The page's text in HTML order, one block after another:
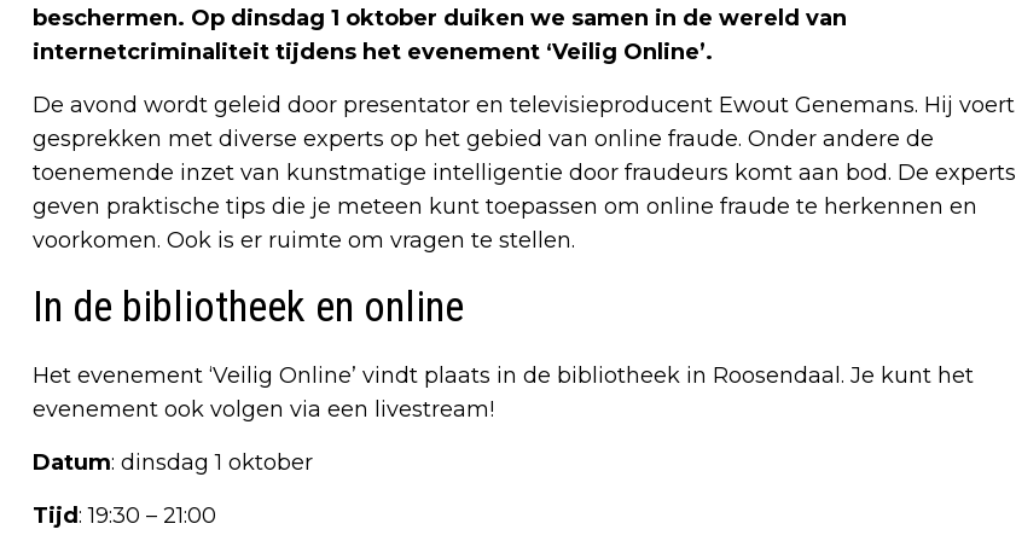
beschermen. Op dinsdag 1 oktober duiken we samen in de wereld van
internetcriminaliteit tijdens het evenement ‘Veilig Online’.
De avond wordt geleid door presentator en televisieproducent Ewout Genemans. Hij voert
gesprekken met diverse experts op het gebied van online fraude. Onder andere de
toenemende inzet van kunstmatige intelligentie door fraudeurs komt aan bod. De experts
geven praktische tips die je meteen kunt toepassen om online fraude te herkennen en
voorkomen. Ook is er ruimte om vragen te stellen.
In de bibliotheek en online
Het evenement ‘Veilig Online’ vindt plaats in de bibliotheek in Roosendaal. Je kunt het
evenement ook volgen via een livestream!
Datum: dinsdag 1 oktober
Tijd: 19:30 – 21:00